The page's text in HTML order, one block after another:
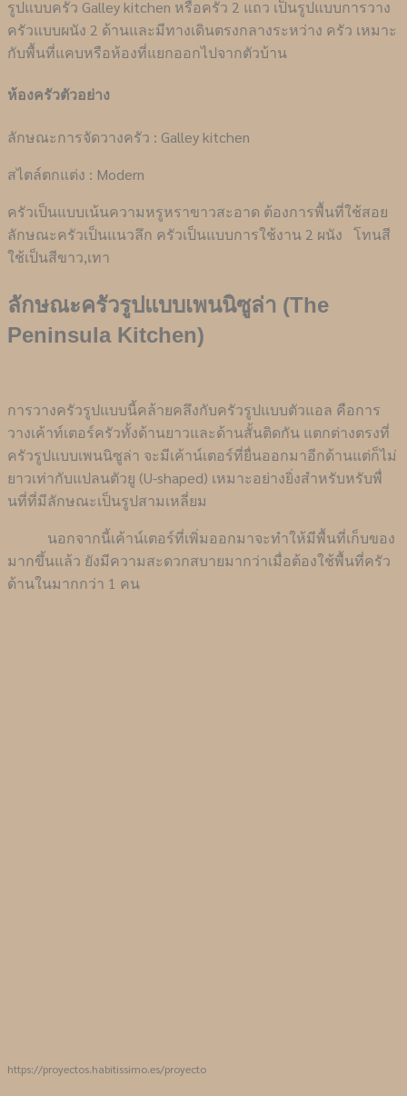
รูปแบบครัว Galley kitchen หรือครัว 2 แถว เป็นรูปแบบการวาง
ครัวแบบผนัง 2 ด้านและมีทางเดินตรงกลางระหว่าง ครัว เหมาะ
กับพื้นที่แคบหรือห้องที่แยกออกไปจากตัวบ้าน
ห้องครัวตัวอย่าง
ลักษณะการจัดวางครัว : Galley kitchen
สไตล์ตกแต่ง : Modern
ครัวเป็นแบบเน้นความหรูหราขาวสะอาด ต้องการพื้นที่ใช้สอย
ลักษณะครัวเป็นแนวลึก ครัวเป็นแบบการใช้งาน 2 ผนัง โทนสี
ใช้เป็นสีขาว,เทา
ลักษณะครัวรูปแบบเพนนิซูล่า (The
Peninsula Kitchen)
การวางครัวรูปแบบนี้คล้ายคลึงกับครัวรูปแบบตัวแอล คือการ
วางเค้าท์เตอร์ครัวทั้งด้านยาวและด้านสั้นติดกัน แตกต่างตรงที่
ครัวรูปแบบเพนนิซูล่า จะมีเค้าน์เตอร์ที่ยื่นออกมาอีกด้านแต่ก็ไม่
ยาวเท่ากับแปลนตัวยู (U-shaped) เหมาะอย่างยิ่งสำหรับหรับพื่
นที่ที่มีลักษณะเป็นรูปสามเหลี่ยม
นอกจากนี้เค้าน์เตอร์ที่เพิ่มออกมาจะทำให้มีพื้นที่เก็บของ
มากขึ้นแล้ว ยังมีความสะดวกสบายมากว่าเมื่อต้องใช้พื้นที่ครัว
ด้านในมากกว่า 1 คน
https://proyectos.habitissimo.es/proyecto